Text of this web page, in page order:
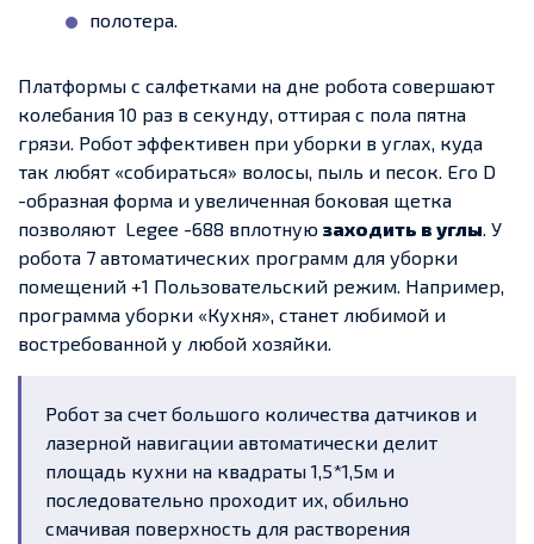
полотера.
Платформы с салфетками на дне робота совершают
колебания 10 раз в секунду, оттирая с пола пятна
грязи. Робот эффективен при уборки в углах, куда
так любят «собираться» волосы, пыль и песок. Его D
-образная форма и увеличенная боковая щетка
позволяют Legee -688 вплотную заходить в углы. У
робота 7 автоматических программ для уборки
помещений +1 Пользовательский режим. Например,
программа уборки «Кухня», станет любимой и
востребованной у любой хозяйки.
Робот за счет большого количества датчиков и
лазерной навигации автоматически делит
площадь кухни на квадраты 1,5*1,5м и
последовательно проходит их, обильно
смачивая поверхность для растворения